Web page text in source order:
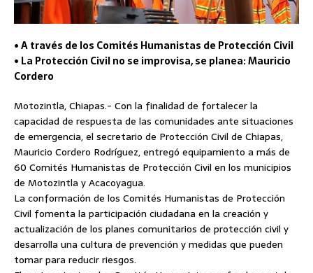
• A través de los Comités Humanistas de Protección Civil
• La Protección Civil no se improvisa, se planea: Mauricio
Cordero
Motozintla, Chiapas.- Con la finalidad de fortalecer la
capacidad de respuesta de las comunidades ante situaciones
de emergencia, el secretario de Protección Civil de Chiapas,
Mauricio Cordero Rodríguez, entregó equipamiento a más de
60 Comités Humanistas de Protección Civil en los municipios
de Motozintla y Acacoyagua.
La conformación de los Comités Humanistas de Protección
Civil fomenta la participación ciudadana en la creación y
actualización de los planes comunitarios de protección civil y
desarrolla una cultura de prevención y medidas que pueden
tomar para reducir riesgos.